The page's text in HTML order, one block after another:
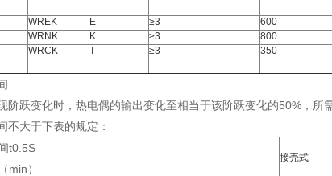
WREK E ≥3 600
WRNK K ≥3 800
WRCK T ≥3 350
阶跃变化时，热电偶的输出变化至相当于该阶跃变化的50%，所
不大于下表的规定：
t0.5S
min）
接壳式